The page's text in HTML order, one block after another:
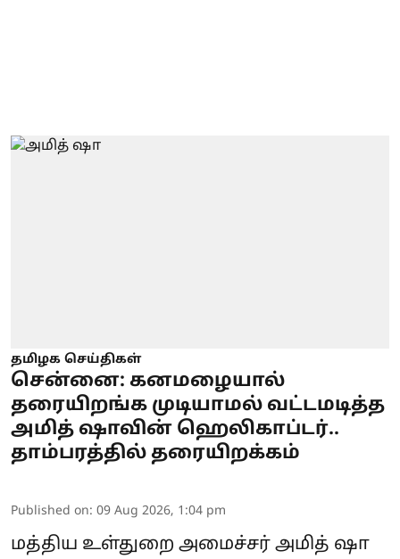
தமிழக செய்திகள்
சென்னை: கனமழையால்
தரையிறங்க முடியாமல் வட்டமடித்த
அமித் ஷாவின் ஹெலிகாப்டர்..
தாம்பரத்தில் தரையிறக்கம்
Published on: 09 Aug 2026, 1:04 pm
மத்திய உள்துறை அமைச்சர் அமித் ஷா